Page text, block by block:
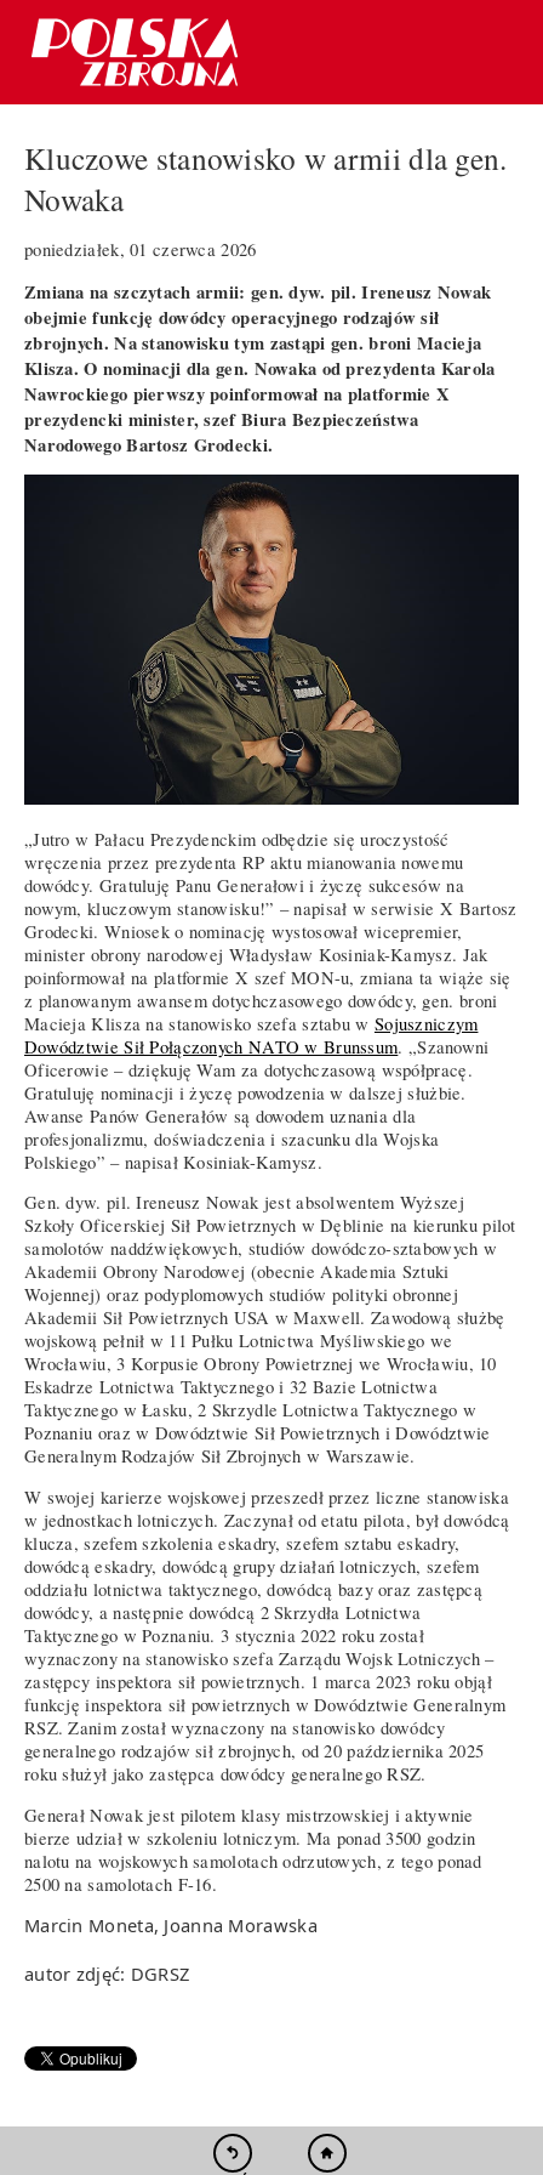
Kluczowe stanowisko w armii dla gen.
Nowaka
poniedziałek, 01 czerwca 2026
Zmiana na szczytach armii: gen. dyw. pil. Ireneusz Nowak
obejmie funkcję dowódcy operacyjnego rodzajów sił
zbrojnych. Na stanowisku tym zastąpi gen. broni Macieja
Klisza. O nominacji dla gen. Nowaka od prezydenta Karola
Nawrockiego pierwszy poinformował na platformie X
prezydencki minister, szef Biura Bezpieczeństwa
Narodowego Bartosz Grodecki.
„Jutro w Pałacu Prezydenckim odbędzie się uroczystość
wręczenia przez prezydenta RP aktu mianowania nowemu
dowódcy. Gratuluję Panu Generałowi i życzę sukcesów na
nowym, kluczowym stanowisku!” – napisał w serwisie X Bartosz
Grodecki. Wniosek o nominację wystosował wicepremier,
minister obrony narodowej Władysław Kosiniak-Kamysz. Jak
poinformował na platformie X szef MON-u, zmiana ta wiąże się
z planowanym awansem dotychczasowego dowódcy, gen. broni
Macieja Klisza na stanowisko szefa sztabu w Sojuszniczym
Dowództwie Sił Połączonych NATO w Brunssum. „Szanowni
Oficerowie – dziękuję Wam za dotychczasową współpracę.
Gratuluję nominacji i życzę powodzenia w dalszej służbie.
Awanse Panów Generałów są dowodem uznania dla
profesjonalizmu, doświadczenia i szacunku dla Wojska
Polskiego” – napisał Kosiniak-Kamysz.
Gen. dyw. pil. Ireneusz Nowak jest absolwentem Wyższej
Szkoły Oficerskiej Sił Powietrznych w Dęblinie na kierunku pilot
samolotów naddźwiękowych, studiów dowódczo-sztabowych w
Akademii Obrony Narodowej (obecnie Akademia Sztuki
Wojennej) oraz podyplomowych studiów polityki obronnej
Akademii Sił Powietrznych USA w Maxwell. Zawodową służbę
wojskową pełnił w 11 Pułku Lotnictwa Myśliwskiego we
Wrocławiu, 3 Korpusie Obrony Powietrznej we Wrocławiu, 10
Eskadrze Lotnictwa Taktycznego i 32 Bazie Lotnictwa
Taktycznego w Łasku, 2 Skrzydle Lotnictwa Taktycznego w
Poznaniu oraz w Dowództwie Sił Powietrznych i Dowództwie
Generalnym Rodzajów Sił Zbrojnych w Warszawie.
W swojej karierze wojskowej przeszedł przez liczne stanowiska
w jednostkach lotniczych. Zaczynał od etatu pilota, był dowódcą
klucza, szefem szkolenia eskadry, szefem sztabu eskadry,
dowódcą eskadry, dowódcą grupy działań lotniczych, szefem
oddziału lotnictwa taktycznego, dowódcą bazy oraz zastępcą
dowódcy, a następnie dowódcą 2 Skrzydła Lotnictwa
Taktycznego w Poznaniu. 3 stycznia 2022 roku został
wyznaczony na stanowisko szefa Zarządu Wojsk Lotniczych –
zastępcy inspektora sił powietrznych. 1 marca 2023 roku objął
funkcję inspektora sił powietrznych w Dowództwie Generalnym
RSZ. Zanim został wyznaczony na stanowisko dowódcy
generalnego rodzajów sił zbrojnych, od 20 października 2025
roku służył jako zastępca dowódcy generalnego RSZ.
Generał Nowak jest pilotem klasy mistrzowskiej i aktywnie
bierze udział w szkoleniu lotniczym. Ma ponad 3500 godzin
nalotu na wojskowych samolotach odrzutowych, z tego ponad
2500 na samolotach F-16.
Marcin Moneta, Joanna Morawska
autor zdjęć: DGRSZ